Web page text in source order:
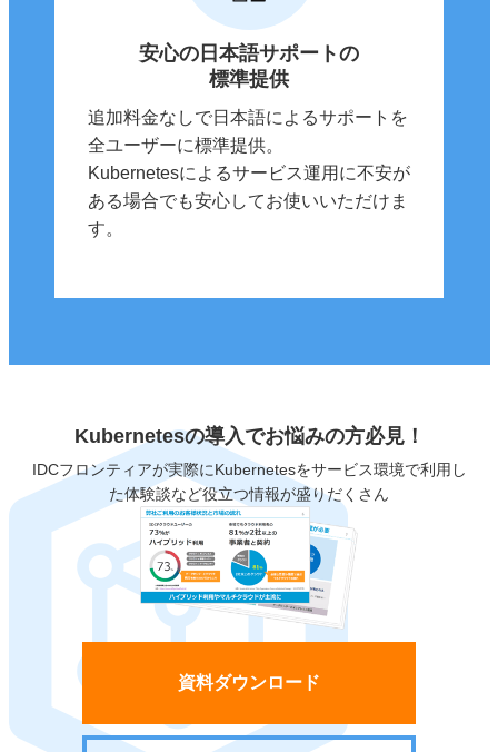
安心の日本語サポートの
標準提供
追加料金なしで日本語によるサポートを
全ユーザーに標準提供。
Kubernetesによるサービス運用に不安が
ある場合でも安心してお使いいただけま
す。
Kubernetesの導入でお悩みの方必見！
IDCフロンティアが実際にKubernetesをサービス環境で利用し
た体験談など役立つ情報が盛りだくさん
資料ダウンロード